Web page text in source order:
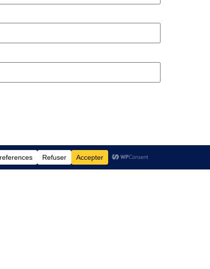
Contact